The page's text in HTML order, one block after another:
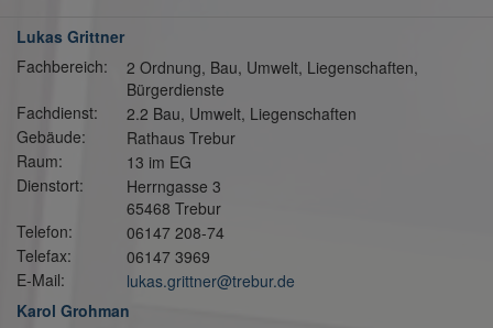
Lukas Grittner
Fachbereich:
2 Ordnung, Bau, Umwelt, Liegenschaften,
Bürgerdienste
Fachdienst:
2.2 Bau, Umwelt, Liegenschaften
Gebäude:
Rathaus Trebur
Raum:
13 im EG
Dienstort:
Herrngasse 3
65468 Trebur
Telefon:
06147 208-74
Telefax:
06147 3969
E-Mail:
lukas.grittner@trebur.de
Karol Grohman